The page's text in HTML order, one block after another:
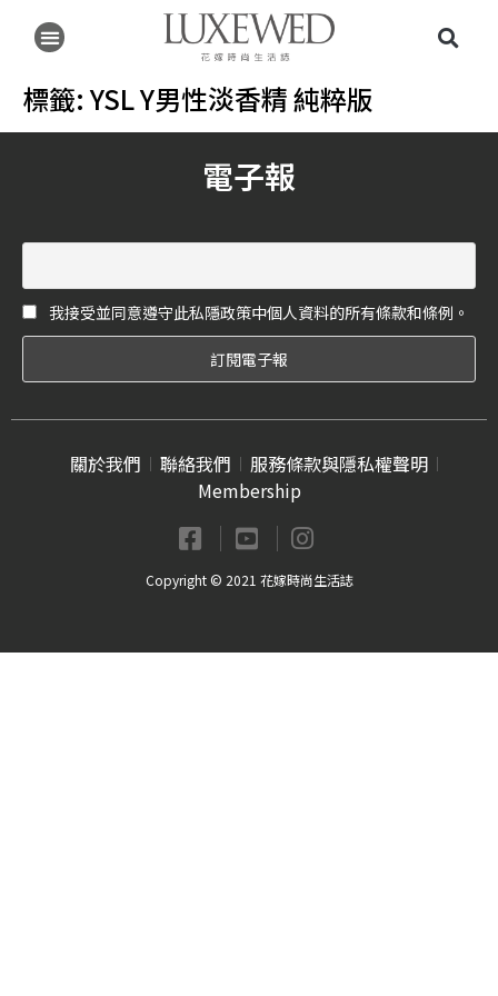
標籤:YSL Y男性淡香精 純粹版
電子報
我接受並同意遵守此私隱政策中個人資料的所有條款和條例。
關於我們 聯絡我們
服務條款與隱私權聲明
Membership
Copyright © 2021 花嫁時尚生活誌